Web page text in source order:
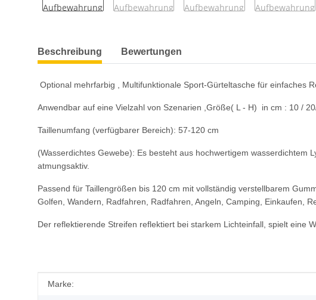
weitere Registerkarten anzeigen
Beschreibung Bewertungen
Optional mehrfarbig , Multifunktionale Sport-Gürteltasche für einfaches
Anwendbar auf eine Vielzahl von Szenarien ,Größe( L - H) in cm : 10 /
Taillenumfang (verfügbarer Bereich): 57-120 cm
(Wasserdichtes Gewebe): Es besteht aus hochwertigem
atmungsaktiv.
Passend für Taillengrößen bis 120 cm mit vollständig verstellbarem
Golfen, Wandern, Radfahren, Radfahren, Angeln, Camping, Einkaufen,
Der reflektierende Streifen reflektiert bei starkem Lichteinfall, spielt eine
Produkteigenschaft
Wert
Marke: